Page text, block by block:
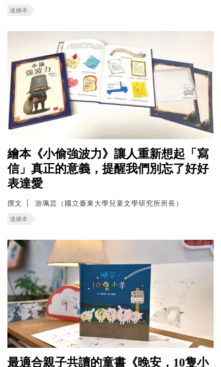
迷繪本
繪本《小偷強波力》讓人重新想起「寫
信」真正的意義，提醒我們別忘了好好
表達愛
撰文 游珮芸（國立臺東大學兒童文學研究所所長）
迷繪本
最適合親子共讀的童書《晚安，10隻小